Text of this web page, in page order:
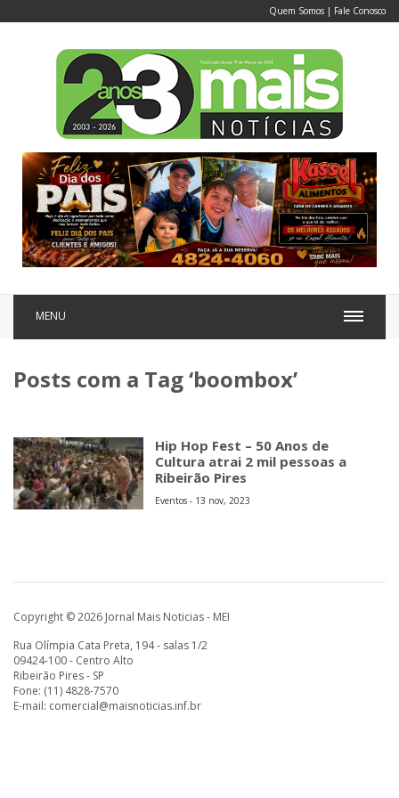
Quem Somos | Fale Conosco
MENU
Posts com a Tag ‘boombox’
Hip Hop Fest – 50 Anos de
Cultura atrai 2 mil pessoas a
Ribeirão Pires
Eventos - 13 nov, 2023
Copyright © 2026 Jornal Mais Noticias - MEI
Rua Olímpia Cata Preta, 194 - salas 1/2
09424-100 - Centro Alto
Ribeirão Pires - SP
Fone: (11) 4828-7570
E-mail: comercial@maisnoticias.inf.br